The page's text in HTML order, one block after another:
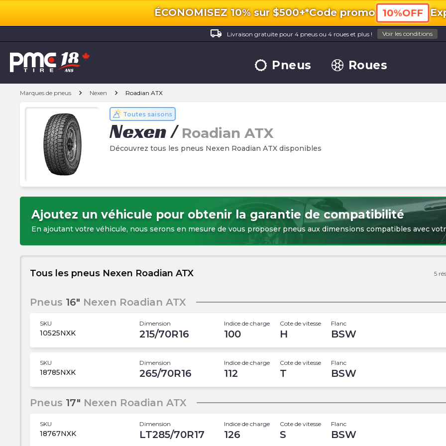
ÉCONOMISEZ 10% sur $500+*Code promo 10%OFF
local_shipping
Livraison gratuite pour 4 pneus ou 4 roues et plus ! Voir les conditions
Pneus Roues
Marques de pneus chevron_right Nexen chevron_right Roadian ATX
Toutes saisons
Nexen/ Roadian ATX
Découvrez tous les pneus Nexen Roadian ATX disponibles
Ajoutez un véhicule pour obtenir la garantie de compatibilité
En ajoutant votre véhicule, nous serons en mesure de vous proposer pneus aux dimensions compatibles avec
Tous les pneus Nexen Roadian ATX 5
Pneus 16" Nexen Roadian ATX
SKU
10525NXK
Dimension
215/70R16
Indice de charge
100
Cote de vitesse
H
Flanc
BSW
SKU
18785NXK
Dimension
265/70R16
Indice de charge
112
Cote de vitesse
T
Flanc
BSW
Pneus 17" Nexen Roadian ATX
SKU
18767NXK
Dimension
LT285/70R17
Indice de charge
126
Cote de vitesse
S
Flanc
BSW